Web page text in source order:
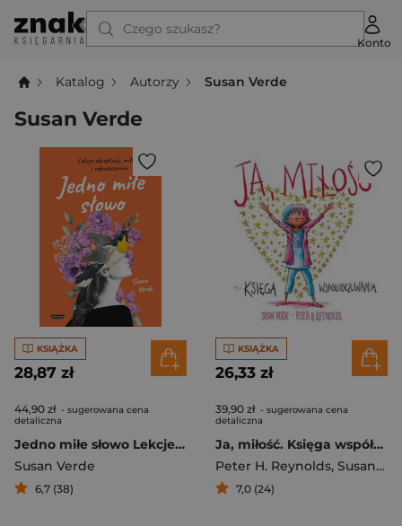
Czego szukasz?
Konto
Katalog Autorzy Susan Verde
Susan Verde
KSIĄŻKA
28,87 zł
44,90 zł - sugerowana cena
detaliczna
Jedno miłe słowo Lekcje akceptacji, miłości i odpuszczania
Susan Verde
6,7 (38)
KSIĄŻKA
26,33 zł
39,90 zł - sugerowana cena
detaliczna
Ja, miłość. Księga współodczuwania
Peter H. Reynolds, Susan Verde
7,0 (24)